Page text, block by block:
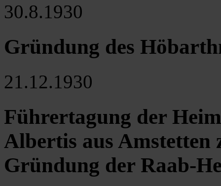
30.8.1930
Gründung des
21.12.1930
Führertagung der
Albertis aus Amstetten
Gründung der Raab-